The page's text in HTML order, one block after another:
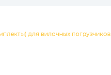
для вилочных погрузчиков